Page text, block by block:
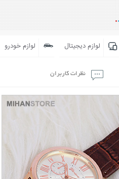
لوازم دیجیتال لوازم خودرو
نظرات کاربران